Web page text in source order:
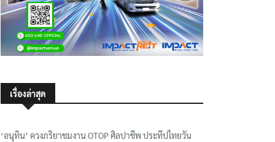
เรื่องล่าสุด
‘อนุทิน’ ควงภริยาชมงาน OTOP ศิลปาชีพ ประทีปไทยวัน